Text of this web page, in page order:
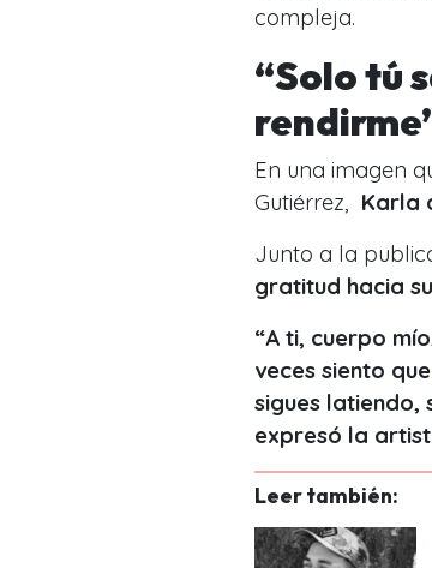
compleja.
“Solo tú
En una imagen
Gutiérrez, Karla
Junto a la
gratitud hacia
“A ti, cuerpo
veces siento
sigues latiendo,
expresó la
Leer también: